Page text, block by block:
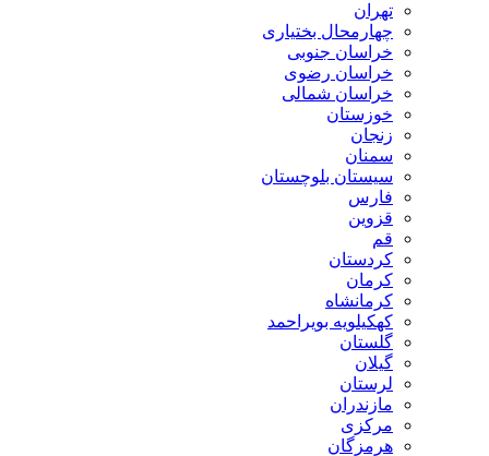
تهران
چهارمحال بختیاری
خراسان جنوبی
خراسان رضوی
خراسان شمالی
خوزستان
زنجان
سمنان
سیستان بلوچستان
فارس
قزوین
قم
کردستان
کرمان
کرمانشاه
کهکیلویه بویراحمد
گلستان
گیلان
لرستان
مازندران
مرکزی
هرمزگان